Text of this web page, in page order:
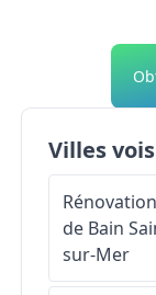
Villes
de Bain
sur-Mer